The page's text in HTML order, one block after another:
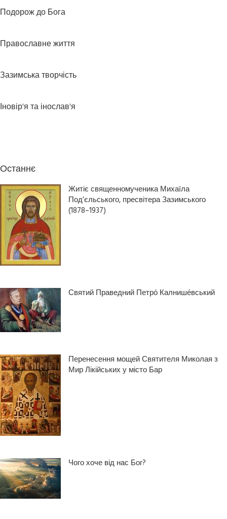
Подорож до Бога
Православне життя
Зазимська творчість
Іновір'я та інослав'я
Останнє
Житіє священномученика Михаїла
Под’єльського, пресвітера Зазимського
(1878–1937)
Святий Праведний Петро́ Калнише́вський
Перенесення мощей Святителя Миколая з
Мир Лікійських у місто Бар
Чого хоче від нас Бог?